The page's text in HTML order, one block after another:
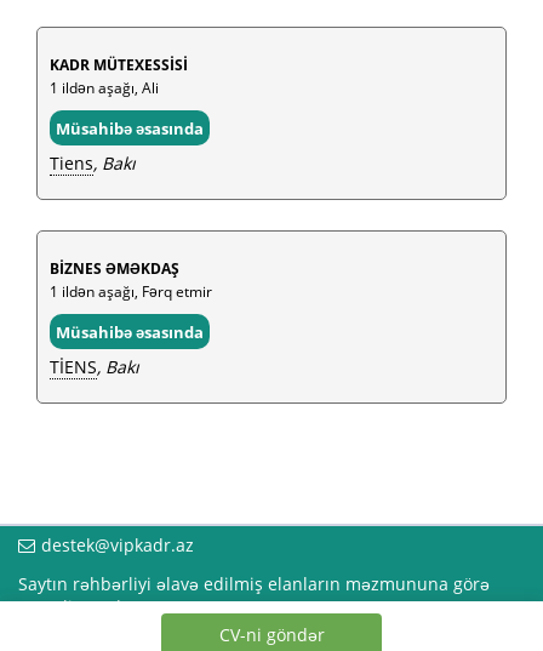
CV-ni göndər
KADR MÜTEXESSİSİ
1 ildən aşağı, Ali
Müsahibə əsasında
Tiens, Bakı
BİZNES ƏMƏKDAŞ
1 ildən aşağı, Fərq etmir
Müsahibə əsasında
TİENS, Bakı
destek@vipkadr.az
Saytın rəhbərliyi əlavə edilmiş elanların məzmununa görə
məsuliyyət daşımır!